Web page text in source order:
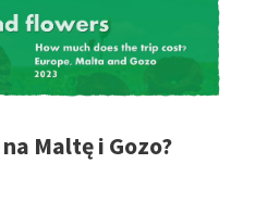
Maltę i Gozo?